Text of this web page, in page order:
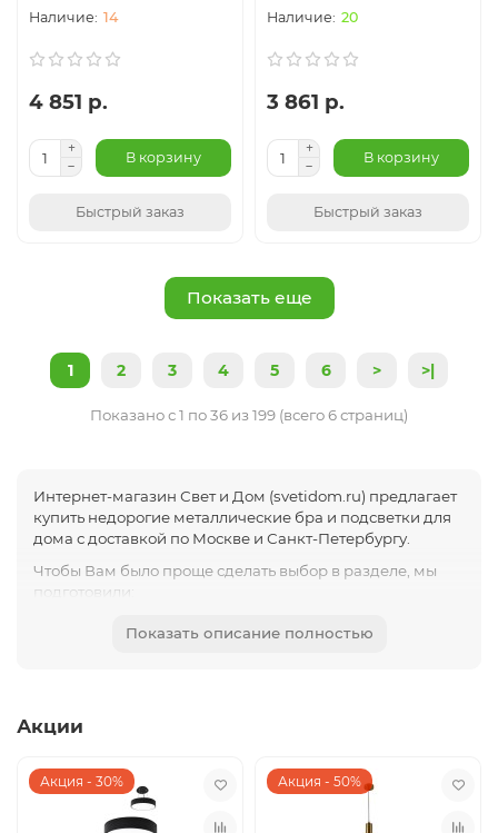
14
4 851 р.
В корзину
Быстрый заказ
20
3 861 р.
В корзину
Быстрый заказ
Показать еще
1 2 3 4 5 6 > >|
Показано с 1 по 36 из 199 (всего 6 страниц)
Интернет-магазин Свет и Дом (svetidom.ru) предлагает
купить недорогие металлические бра и подсветки для
дома с доставкой по Москве и Санкт-Петербургу.
Чтобы Вам было проще сделать выбор в разделе, мы
подготовили:
заказа
бесплатные консультации дизайнеров;
работа 7 дней в неделю;
Показать описание полностью
Акции
Акция - 30% Акция - 50%